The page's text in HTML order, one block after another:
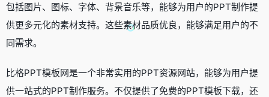
包括图片、图标、字体、背景音乐等，能够为用户的PPT制作提
供更多元化的素材支持。这些素材品质优良，能够满足用户的不
同需求。
比格PPT模板网是一个非常实用的PPT资源网站，能够为用户提
供一站式的PPT制作服务。不仅提供了免费的PPT模板下载，还